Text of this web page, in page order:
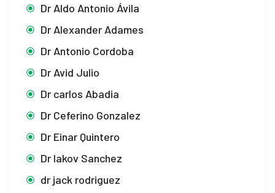
Dr Aldo Antonio Ávila
Dr Alexander Adames
Dr Antonio Cordoba
Dr Avid Julio
Dr carlos Abadia
Dr Ceferino Gonzalez
Dr Einar Quintero
Dr Iakov Sanchez
dr jack rodriguez